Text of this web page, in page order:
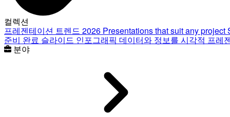
컬렉션
프레젠테이션 트렌드 2026 Presentations that suit any project
준비 완료 슬라이드 인포그래픽 데이터와 정보를 시각적 프레
분야